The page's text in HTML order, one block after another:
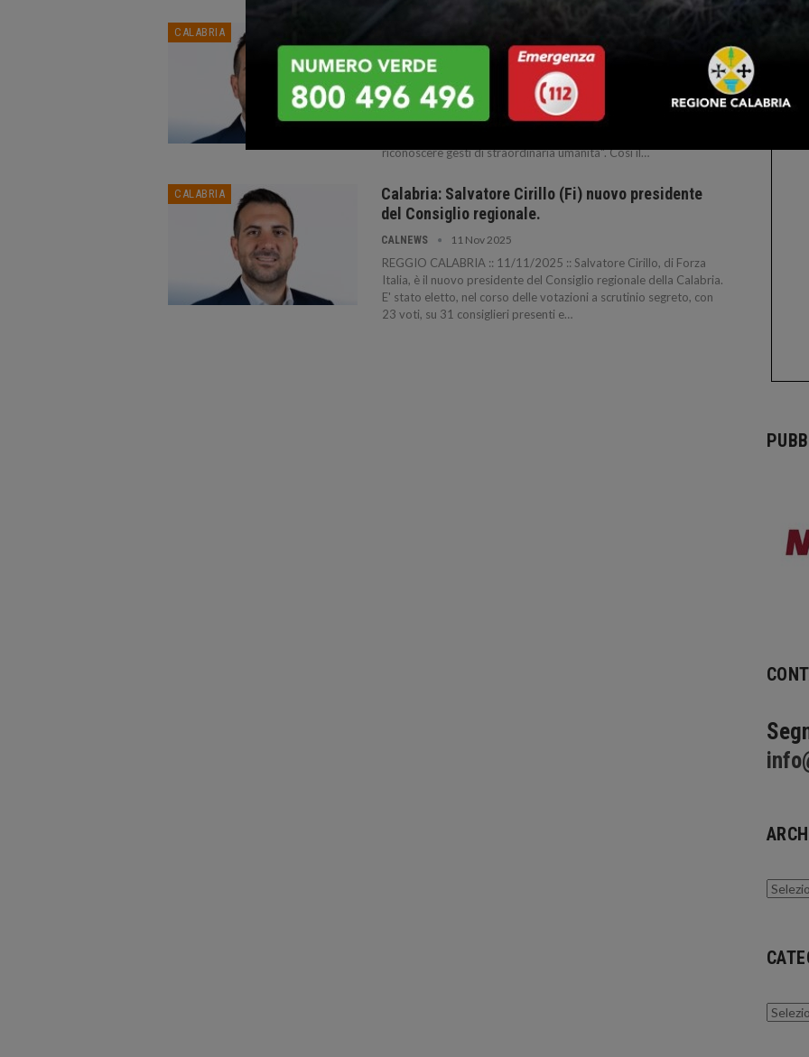
CALABRIA
onorano Reggio e l’Italia…
REGGIO CALABRIA :: 03/01/2026 :: "Di fronte a tragedie come
quella avvenuta a Crans Montana, le parole non saranno mai
riconoscere gesti di straordinaria umanità". Così il…
CALABRIA
Calabria: Salvatore Cirillo (Fi) nuovo presidente
del Consiglio regionale.
CALNEWS 11 Nov 2025
REGGIO CALABRIA :: 11/11/2025 :: Salvatore Cirillo, di Forza
Italia, è il nuovo presidente del Consiglio regionale della Calabria.
E' stato eletto, nel corso delle votazioni a scrutinio segreto, con
23 voti, su 31 consiglieri presenti e…
Archivi